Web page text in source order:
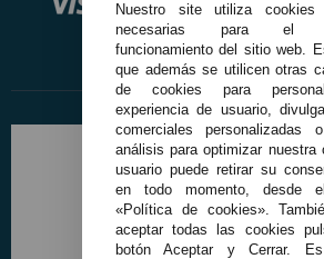
Nuestro site utiliza cookies
necesarias para el
funcionamiento del sitio web.
que además se utilicen otras
de cookies para
experiencia de usuario,
comerciales personalizadas
análisis para optimizar nuestra
usuario puede retirar su
en todo momento, desde
«Política de cookies».
aceptar todas las cookies
botón Aceptar y Cerrar.